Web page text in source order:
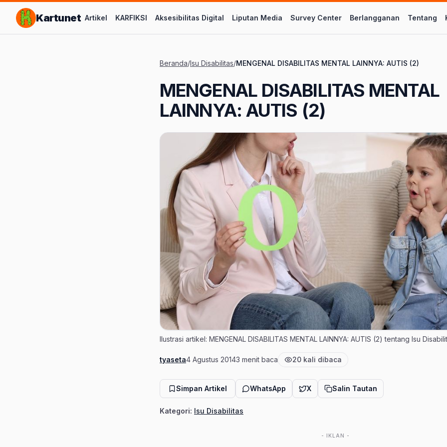
Lompat ke Konten Utama
Kartunet Artikel KARFIKSI Aksesibilitas Digital Liputan Media Survey Center Berlangganan Tentang
Beranda/Isu Disabilitas/MENGENAL DISABILITAS MENTAL LAINNYA: AUTIS (2)
MENGENAL DISABILITAS MENTAL
LAINNYA: AUTIS (2)
Ilustrasi artikel: MENGENAL DISABILITAS MENTAL LAINNYA: AUTIS (2) tentang Isu
Penulis
tyasetaTanggal terbit
4 Agustus 2014Estimasi waktu baca
3 menit baca Jumlah pembaca
20 kali dibaca
Simpan Artikel WhatsApp X Salin Tautan
Kategori: Isu Disabilitas
- IKLAN -